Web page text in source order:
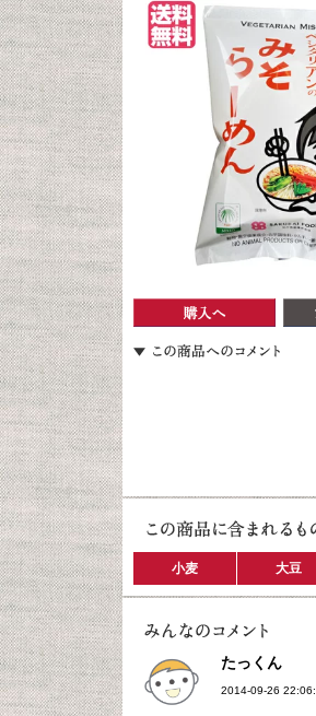
小麦 大豆
たっくん
2014-09-26